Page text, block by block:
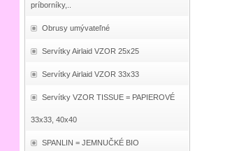
príborníky,..
Obrusy umývateľné
Servítky Airlaid VZOR 25x25
Servítky Airlaid VZOR 33x33
Servítky VZOR TISSUE = PAPIEROVÉ
33x33, 40x40
SPANLIN = JEMNUČKÉ BIO